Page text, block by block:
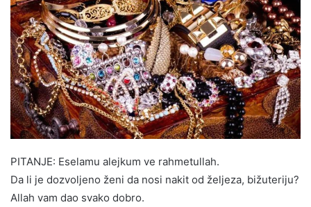
PITANJE: Eselamu alejkum ve rahmetullah.
Da li je dozvoljeno ženi da nosi nakit od željeza, bižuteriju?
Allah vam dao svako dobro.